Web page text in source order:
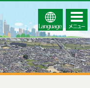
Select
Language
コンテ
ンツメ
ニュー